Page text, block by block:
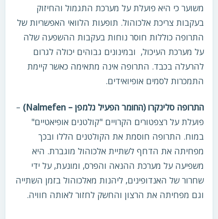
משוער כי היא פועלת על מערכת התגמול והחיזוק
בעקבות צריכת אלכוהול. תופעות הלוואי האפשריות של
התרופה כוללות חוסר נוחות בעקבות ההשפעה שלה
על מערכת העיכול, ובמינונים גבוהים יכולה לגרום
להרעלה בכבד. התרופה אינה מתאימה כאשר קיימת
התמכרות לסמים אופיואידים.
התרופה סלינקרו (החומר הפעיל נלמפן – Nalmefen)
–
פועלת על רצפטורים הקרויים "קולטנים אופיאטיים"
במוח. התרופה חוסמת את הקולטנים הללו ובכך
מפחיתה את הדחף לשתיית אלכוהול מוגברת. היא
משפיעה על מערכת ההנאה והפרס, ומונעת, על ידי
שחרור של האנדופינים, ליהנות מאלכוהול בזמן השתייה
וגם מפחיתה את הרצון והחשק לחזור לאותה חוויה.